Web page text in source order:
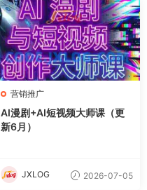
营销推广
AI漫剧+AI短视频大师课（更
新6月）
JXLOG 2026-07-05